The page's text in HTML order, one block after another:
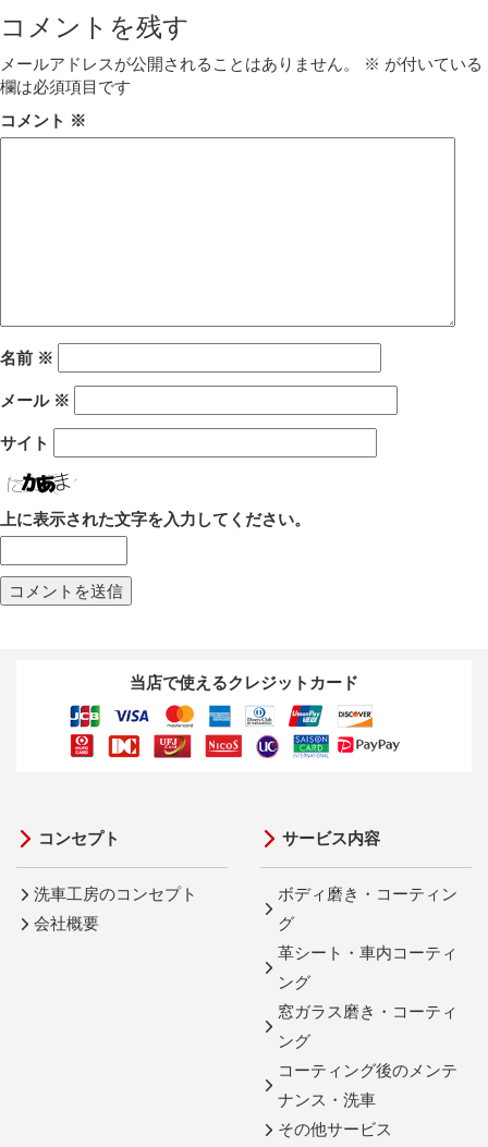
コメントを残す
メールアドレスが公開されることはありません。 ※ が付いている
欄は必須項目です
コメント ※
名前 ※
メール ※
サイト
上に表示された文字を入力してください。
当店で使えるクレジットカード
コンセプト
洗車工房のコンセプト
会社概要
サービス内容
ボディ磨き・コーティン
グ
革シート・車内コーティ
ング
窓ガラス磨き・コーティ
ング
コーティング後のメンテ
ナンス・洗車
その他サービス